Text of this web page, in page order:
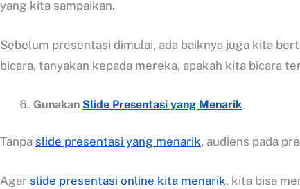
yang kita sampaikan.
Sebelum presentasi dimulai, ada baiknya juga kita
bicara, tanyakan kepada mereka, apakah kita bicara
Gunakan Slide Presentasi yang Menarik
Tanpa slide presentasi yang menarik, audiens pada
Agar slide presentasi online kita menarik, kita bisa